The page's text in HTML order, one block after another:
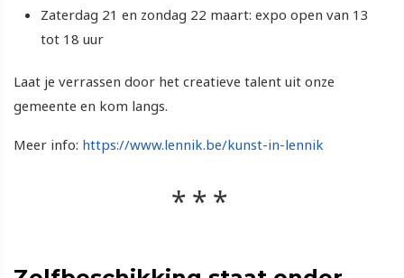
Zaterdag 21 en zondag 22 maart: expo open van 13
tot 18 uur
Laat je verrassen door het creatieve talent uit onze
gemeente en kom langs.
Meer info: https://www.lennik.be/kunst-in-lennik